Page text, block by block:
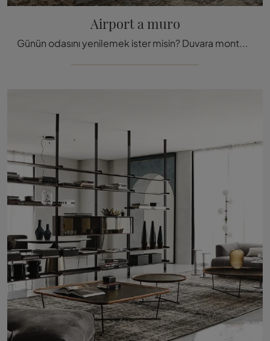
Airport a muro
Günün odasını yenilemek ister misin? Duvara monte modern kütüphaneler hakkında daha fazla bilgi edinin ve mekanlarınızı Airport du